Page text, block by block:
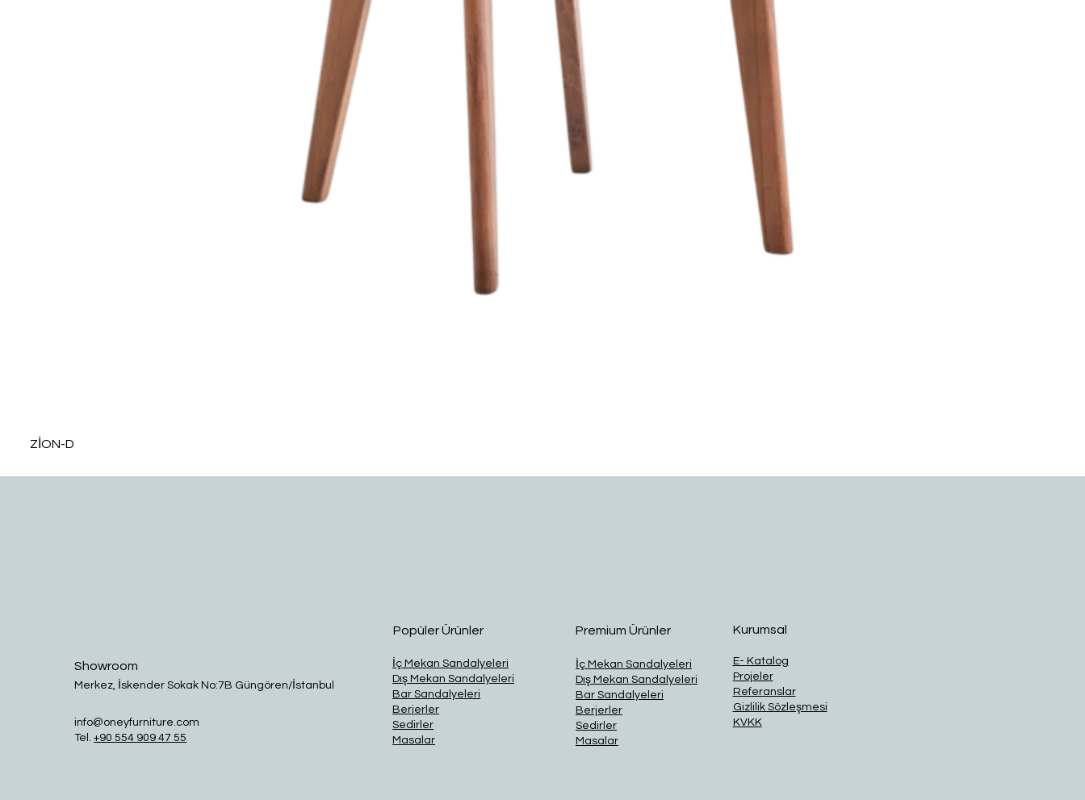
ZİON-D
Showroom
Merkez, İskender Sokak No:7B Güngören/İstanbul
info@oneyfurniture.com
Tel.+90 554 909 47 55
Popüler Ürünler
İç Mekan Sandalyeleri
Dış Mekan Sandalyeleri
Bar Sandalyeleri
Berjerler
Sedirler
Masalar
Premium Ürünler
İç Mekan Sandalyeleri
Dış Mekan Sandalyeleri
Bar Sandalyeleri
Berjerler
Sedirler
Masalar
Kurumsal
E- Katalog
Projeler
Referanslar
Gizlilik Sözleşmesi
KVKK